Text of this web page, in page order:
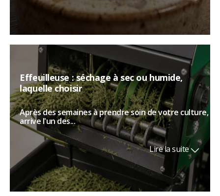
Effeuilleuse : séchage à sec ou humide,
laquelle choisir
Après des semaines à prendre soin de votre culture,
arrive l'un des...
Lire la suite